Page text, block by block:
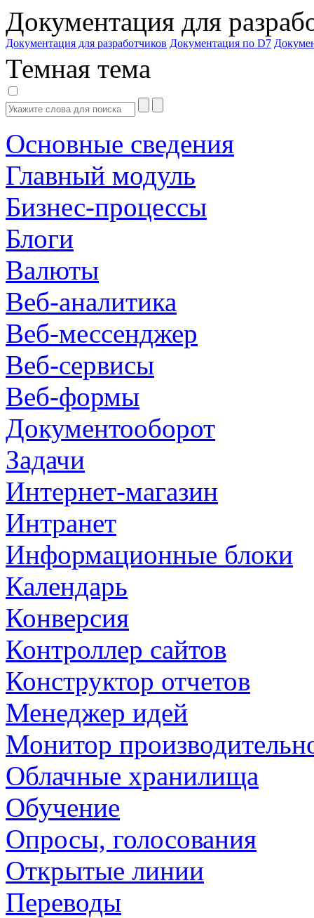
Документация для
Документация для разработчиков Документация по D7
Темная тема
Основные сведения
Главный модуль
Бизнес-процессы
Блоги
Валюты
Веб-аналитика
Веб-мессенджер
Веб-сервисы
Веб-формы
Документооборот
Задачи
Интернет-магазин
Интранет
Информационные блоки
Календарь
Конверсия
Контроллер сайтов
Конструктор отчетов
Менеджер идей
Монитор
Облачные хранилища
Обучение
Опросы, голосования
Открытые линии
Переводы